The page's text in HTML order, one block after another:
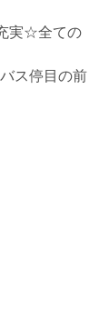
実☆全ての
ス停目の前